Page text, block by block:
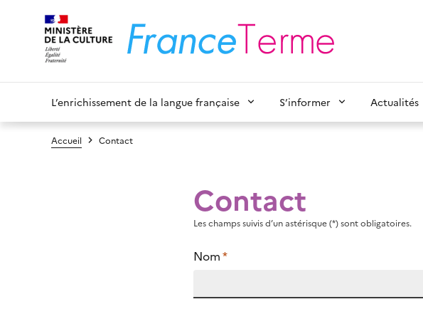
L’enrichissement de la langue française S’informer Actualités
Accueil Contact
Contact
Les champs suivis d’un astérisque (*) sont obligatoires.
Nom*